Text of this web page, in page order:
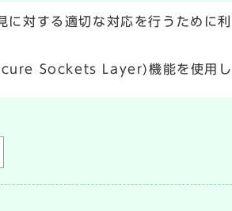
対する適切な対応を行うために
Sockets Layer)機能を使用し